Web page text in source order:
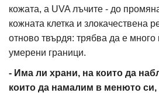
кожата, а UVA лъчите - до
кожната клетка и злокачествена
отново твърдя: трябва да е
умерени граници.
- Има ли храни, на които да
които да намалим в менюто